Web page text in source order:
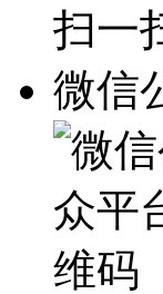
扫一
微信